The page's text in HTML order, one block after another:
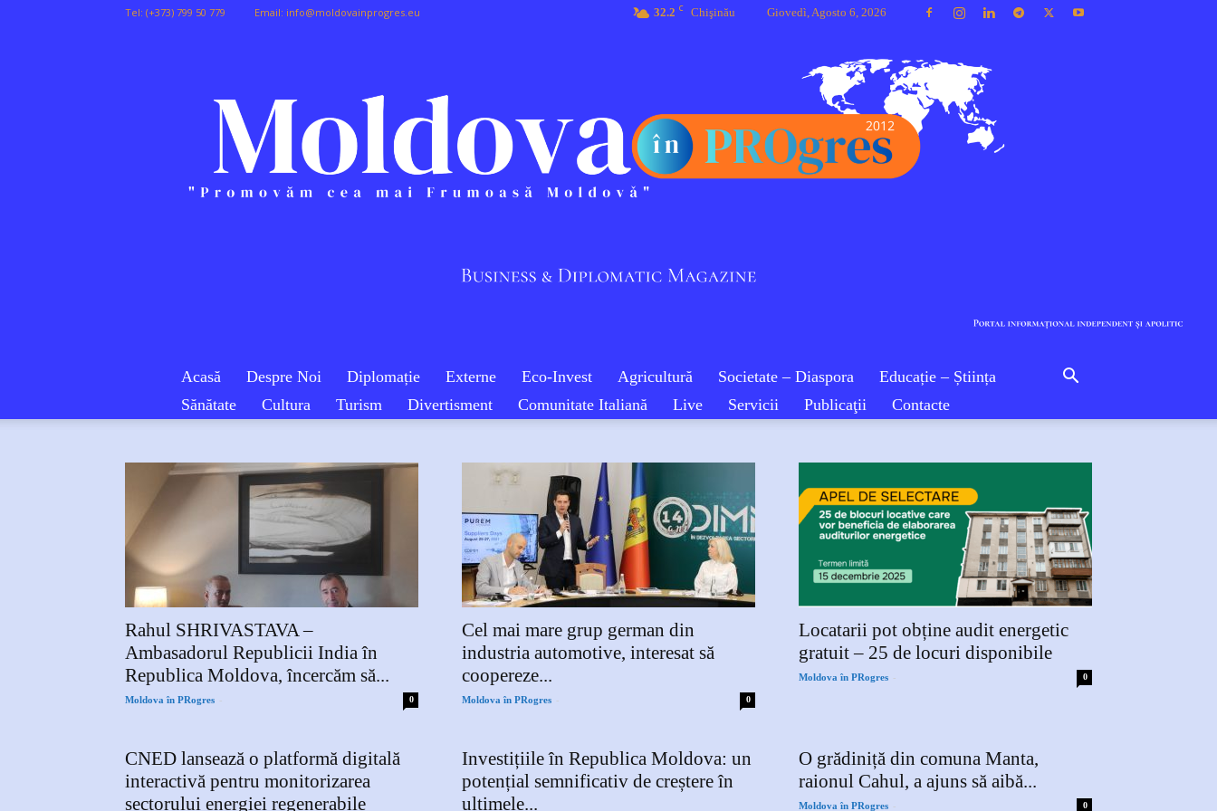
32.2 C Chişinău Giovedì, Agosto 6, 2026
Tel: (+373) 799 50 779 Email: info@moldovainprogres.eu
Moldova
în
PROgres
Acasă Despre Noi Diplomație Externe Eco-Invest Agricultură Societate – Diaspora
Educație – Știința
Sănătate
Cultura Turism Divertisment Comunitate Italiană Live Servicii Publicaţii Contacte
Rahul SHRIVASTAVA –
Ambasadorul Republicii India în
Republica Moldova, încercăm să...
Moldova în PRogres - 0
Cel mai mare grup german din
industria automotive, interesat să
coopereze...
Moldova în PRogres - 0
Locatarii pot obține audit energetic
gratuit – 25 de locuri disponibile
Moldova în PRogres - 0
CNED lansează o platformă digitală
interactivă pentru monitorizarea
sectorului energiei regenerabile
Investițiile în Republica Moldova: un
potențial semnificativ de creștere în
ultimele...
O grădiniță din comuna Manta,
raionul Cahul, a ajuns să aibă...
Moldova în PRogres - 0